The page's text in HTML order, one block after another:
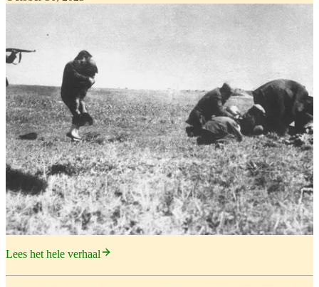
Lees het hele verhaal